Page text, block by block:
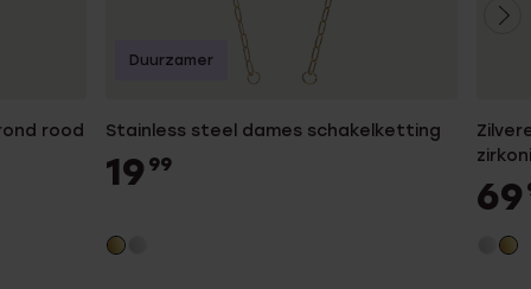
rood Stainless steel dames schakelketting
19 99
Duurzamer
69